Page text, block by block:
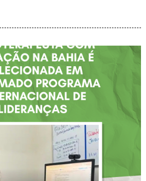
COM
NA BAHIA É
EM
PROGRAMA
DE